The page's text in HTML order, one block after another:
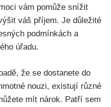
vám pomůže snížit
váš příjem. Je důležité
podmínkách a
úřadu.
že se dostanete do
nouzi, existují různé
mít nárok. Patří sem